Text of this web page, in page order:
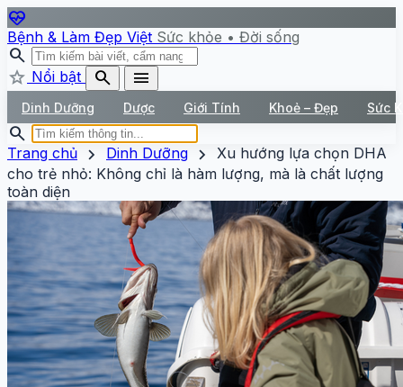
ecg_heart
Bệnh & Làm Đẹp Việt Sức khỏe • Đời sống
search
star Nổi bật search menu
Dinh Dưỡng Dược Giới Tính Khoẻ – Đẹp Sức
search
Trang chủ chevron_right Dinh Dưỡng chevron_right
Xu hướng lựa chọn DHA
cho trẻ nhỏ: Không chỉ là hàm lượng, mà là chất lượng
toàn diện